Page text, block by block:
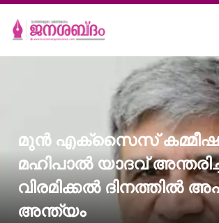
മുന്‍ എക്സൈസ്
മഹിപാല്‍ യാദവ്
വിരമിക്കല്‍ ദിനത്തില്‍
അന്ത്യം